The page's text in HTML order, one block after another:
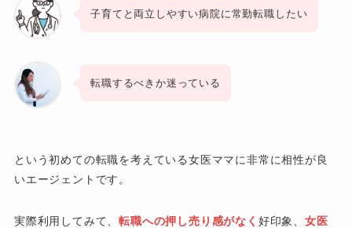
子育てと両立しやすい病院に常勤転職したい
転職するべきか迷っている
という初めての転職を考えている女医ママに非常に相性が良
いエージェントです。
実際利用してみて、転職への押し売り感がなく 好印象、女医